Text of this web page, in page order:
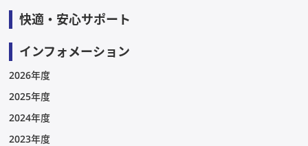
快適・安心サポート
インフォメーション
2026年度
2025年度
2024年度
2023年度